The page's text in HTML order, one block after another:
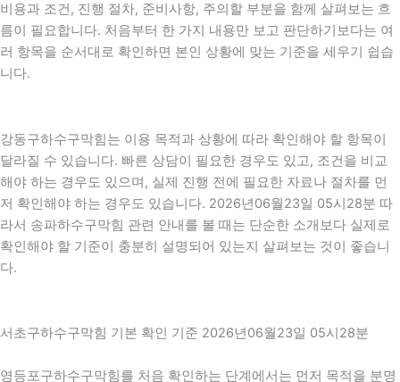
비용과 조건, 진행 절차, 준비사항, 주의할 부분을 함께 살펴보는 흐
름이 필요합니다. 처음부터 한 가지 내용만 보고 판단하기보다는 여
러 항목을 순서대로 확인하면 본인 상황에 맞는 기준을 세우기 쉽습
니다.
강동구하수구막힘는 이용 목적과 상황에 따라 확인해야 할 항목이
달라질 수 있습니다. 빠른 상담이 필요한 경우도 있고, 조건을 비교
해야 하는 경우도 있으며, 실제 진행 전에 필요한 자료나 절차를 먼
저 확인해야 하는 경우도 있습니다. 2026년06월23일 05시28분 따
라서 송파하수구막힘 관련 안내를 볼 때는 단순한 소개보다 실제로
확인해야 할 기준이 충분히 설명되어 있는지 살펴보는 것이 좋습니
다.
서초구하수구막힘 기본 확인 기준 2026년06월23일 05시28분
영등포구하수구막힘를 처음 확인하는 단계에서는 먼저 목적을 분명